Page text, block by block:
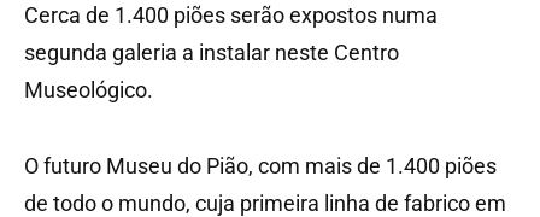
Cerca de 1.400 piões serão expostos numa
segunda galeria a instalar neste Centro
Museológico.
O futuro Museu do Pião, com mais de 1.400 piões
de todo o mundo, cuja primeira linha de fabrico em